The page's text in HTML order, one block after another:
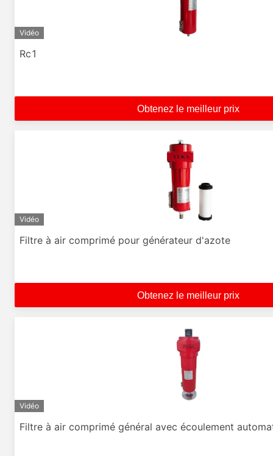
Vidéo
Rc1
Obtenez le meilleur prix
Vidéo
Filtre à air comprimé pour générateur d'azote
Obtenez le meilleur prix
Vidéo
Filtre à air comprimé général avec écoulement